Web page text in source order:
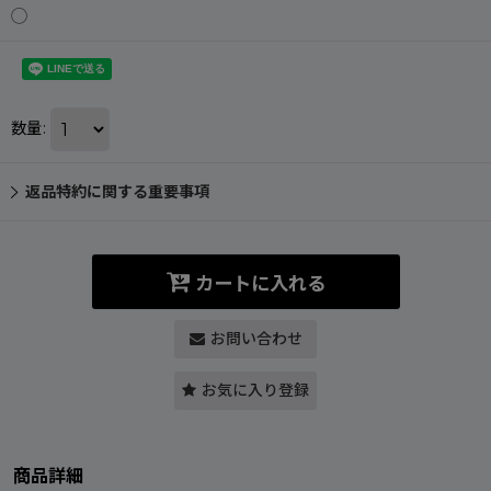
◯
数量:
返品特約に関する重要事項
カートに入れる
お問い合わせ
お気に入り登録
商品詳細